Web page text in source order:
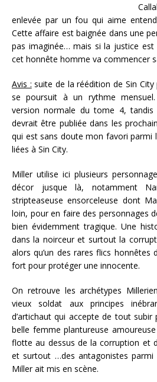
enlevée par un fou qui aime
Cette affaire est baignée dans une
pas imaginée… mais si la justice est
cet honnête homme va commencer
Avis : suite de la réédition de Sin
se poursuit à un rythme
version normale du tome 4,
devrait être publiée dans les
qui est sans doute mon favori parmi
liées à Sin City.
Miller utilise ici plusieurs
décor jusque là, notamment
stripteaseuse ensorceleuse dont
loin, pour en faire des personnages
bien évidemment tragique. Une
dans la noirceur et surtout la
alors qu’un des rares flics honnêtes
fort pour protéger une innocente.
On retrouve les archétypes
vieux soldat aux principes
d’artichaut qui accepte de tout
belle femme plantureuse
flotte au dessus de la corruption et
et surtout …des antagonistes parmi
Miller ait mis en scène.